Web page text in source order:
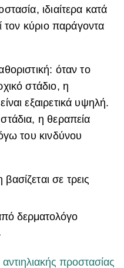
ιδιαίτερα κατά
τον κύριο παράγοντα
όταν το
στάδιο, η
εξαιρετικά υψηλή.
η θεραπεία
του κινδύνου
σε τρεις
δερματολόγο
αντιηλιακής προστασίας